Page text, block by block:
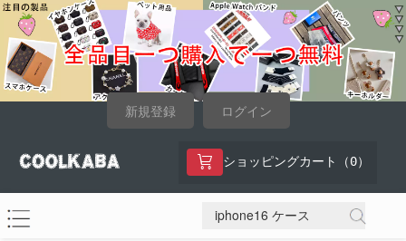
新規登録 ログイン
ショッピングカート（ 0）